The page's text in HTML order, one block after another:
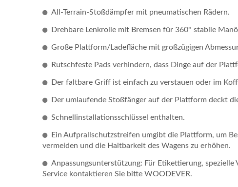
All-Terrain-Stoßdämpfer mit pneumatischen Rädern.
Drehbare Lenkrolle mit Bremsen für 360° stabile
Große Plattform/Ladefläche mit großzügigen
Rutschfeste Pads verhindern, dass Dinge auf der
Der faltbare Griff ist einfach zu verstauen oder im
Der umlaufende Stoßfänger auf der Plattform deckt
Schnellinstallationsschlüssel enthalten.
Ein Aufprallschutzstreifen umgibt die Plattform, um
vermeiden und die Haltbarkeit des Wagens zu erhöhen.
Anpassungsunterstützung: Für Etikettierung,
Service kontaktieren Sie bitte WOODEVER.